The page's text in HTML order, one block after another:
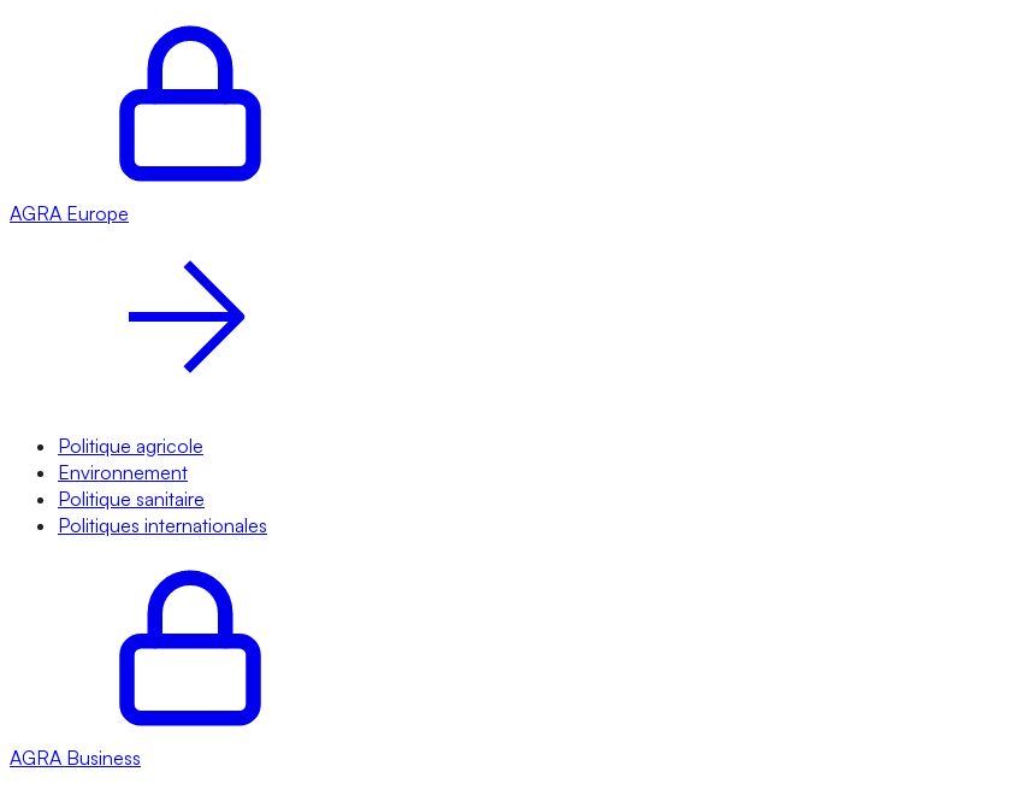
AGRA Europe
Politique agricole
Environnement
Politique sanitaire
Politiques internationales
AGRA Business